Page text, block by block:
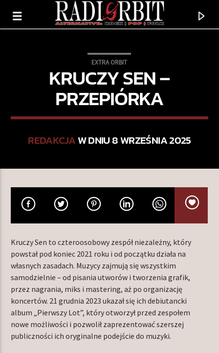
FROM THE LIFE
MARIE THERESE
TERAZ W RAMÓWCE
NIGHT ORBIT
00:00 06:00
NASTĘPNIE W RAMÓWCE
LIGHT ORBIT WEEKEND
06:00 08:00
EXTRA ORBIT
KRUCZY SEN –
PRZEPIÓRKA
REDAKCJAW DNIU 8 WRZEŚNIA 2025
Kruczy Sen to czteroosobowy zespół niezależny, który
powstał pod koniec 2021 roku i od początku działa na
własnych zasadach. Muzycy zajmują się wszystkim
samodzielnie – od pisania utworów i tworzenia grafik,
przez nagrania, miks i mastering, aż po organizację
koncertów. 21 grudnia 2023 ukazał się ich debiutancki
album „Pierwszy Lot”, który otworzył przed zespołem
nowe możliwości i pozwolił zaprezentować szerszej
publiczności ich oryginalne podejście do muzyki.